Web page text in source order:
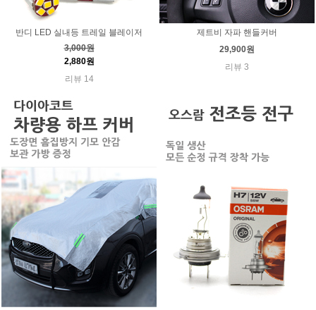
반디 LED 실내등 트레일 블레이저
3,000원
2,880원
리뷰 14
제트비 자파 핸들커버
29,900원
리뷰 3